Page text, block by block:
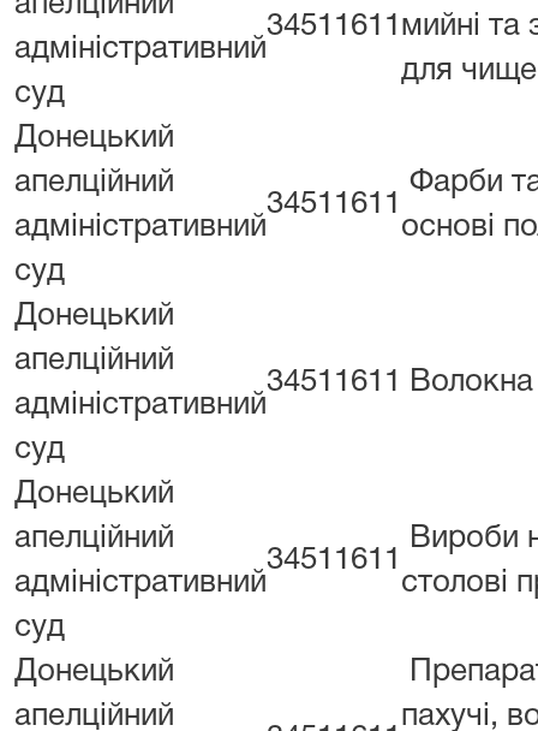
адміністративний
суд
34511611 мийні та
для
Донецький
апелційний
адміністративний
суд
34511611
Фарби
основі
Донецький
апелційний
адміністративний
суд
34511611 Волокна
Донецький
апелційний
адміністративний
суд
34511611
Вироби
столові
Донецький
апелційний
пахучі,